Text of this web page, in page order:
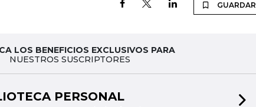
GUARDAR
LOS BENEFICIOS EXCLUSIVOS PARA
NUESTROS SUSCRIPTORES
PERSONAL